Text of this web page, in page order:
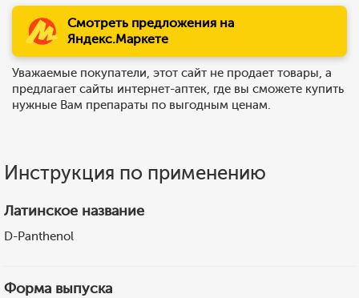
Смотреть предложения на
Яндекс.Маркете
Уважаемые покупатели, этот сайт не продает товары, а
предлагает сайты интернет-аптек, где вы сможете купить
нужные Вам препараты по выгодным ценам.
Инструкция по применению
Латинское название
D-Panthenol
Форма выпуска